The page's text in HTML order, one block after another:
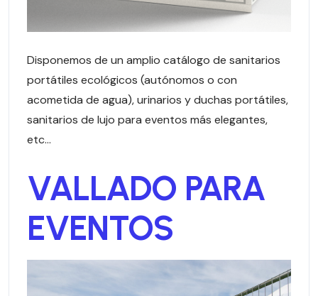
Disponemos de un amplio catálogo de sanitarios
portátiles ecológicos (autónomos o con
acometida de agua), urinarios y duchas portátiles,
sanitarios de lujo para eventos más elegantes,
etc…
VALLADO PARA
EVENTOS